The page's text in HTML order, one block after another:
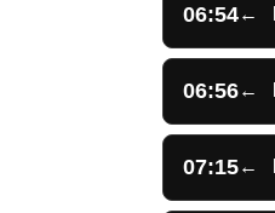
06:54←
06:56←
07:15←